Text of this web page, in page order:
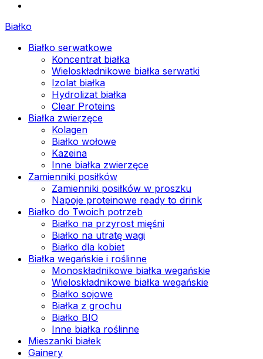
Białko
Białko serwatkowe
Koncentrat białka
Wieloskładnikowe białka serwatki
Izolat białka
Hydrolizat białka
Clear Proteins
Białka zwierzęce
Kolagen
Białko wołowe
Kazeina
Inne białka zwierzęce
Zamienniki posiłków
Zamienniki posiłków w proszku
Napoje proteinowe ready to drink
Białko do Twoich potrzeb
Białko na przyrost mięśni
Białko na utratę wagi
Białko dla kobiet
Białka wegańskie i roślinne
Monoskładnikowe białka wegańskie
Wieloskładnikowe białka wegańskie
Białko sojowe
Białka z grochu
Białko BIO
Inne białka roślinne
Mieszanki białek
Gainery